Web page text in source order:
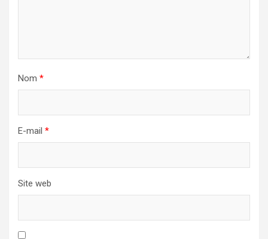
Nom *
E-mail *
Site web